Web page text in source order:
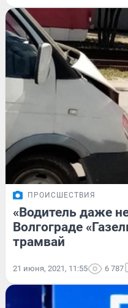
ПРОИСШЕСТВИЯ
«Водитель даже
Волгограде
трамвай
21 июня, 2021, 11:55 6 787